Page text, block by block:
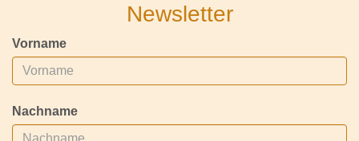
Newsletter
Vorname
Nachname